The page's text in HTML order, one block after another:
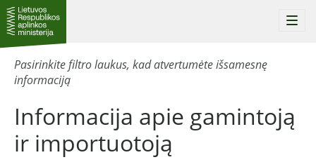
Informacija apie gamintoją
ir importuotoją
Pasirinkite filtro laukus, kad atvertumėte išsamesnę
informaciją